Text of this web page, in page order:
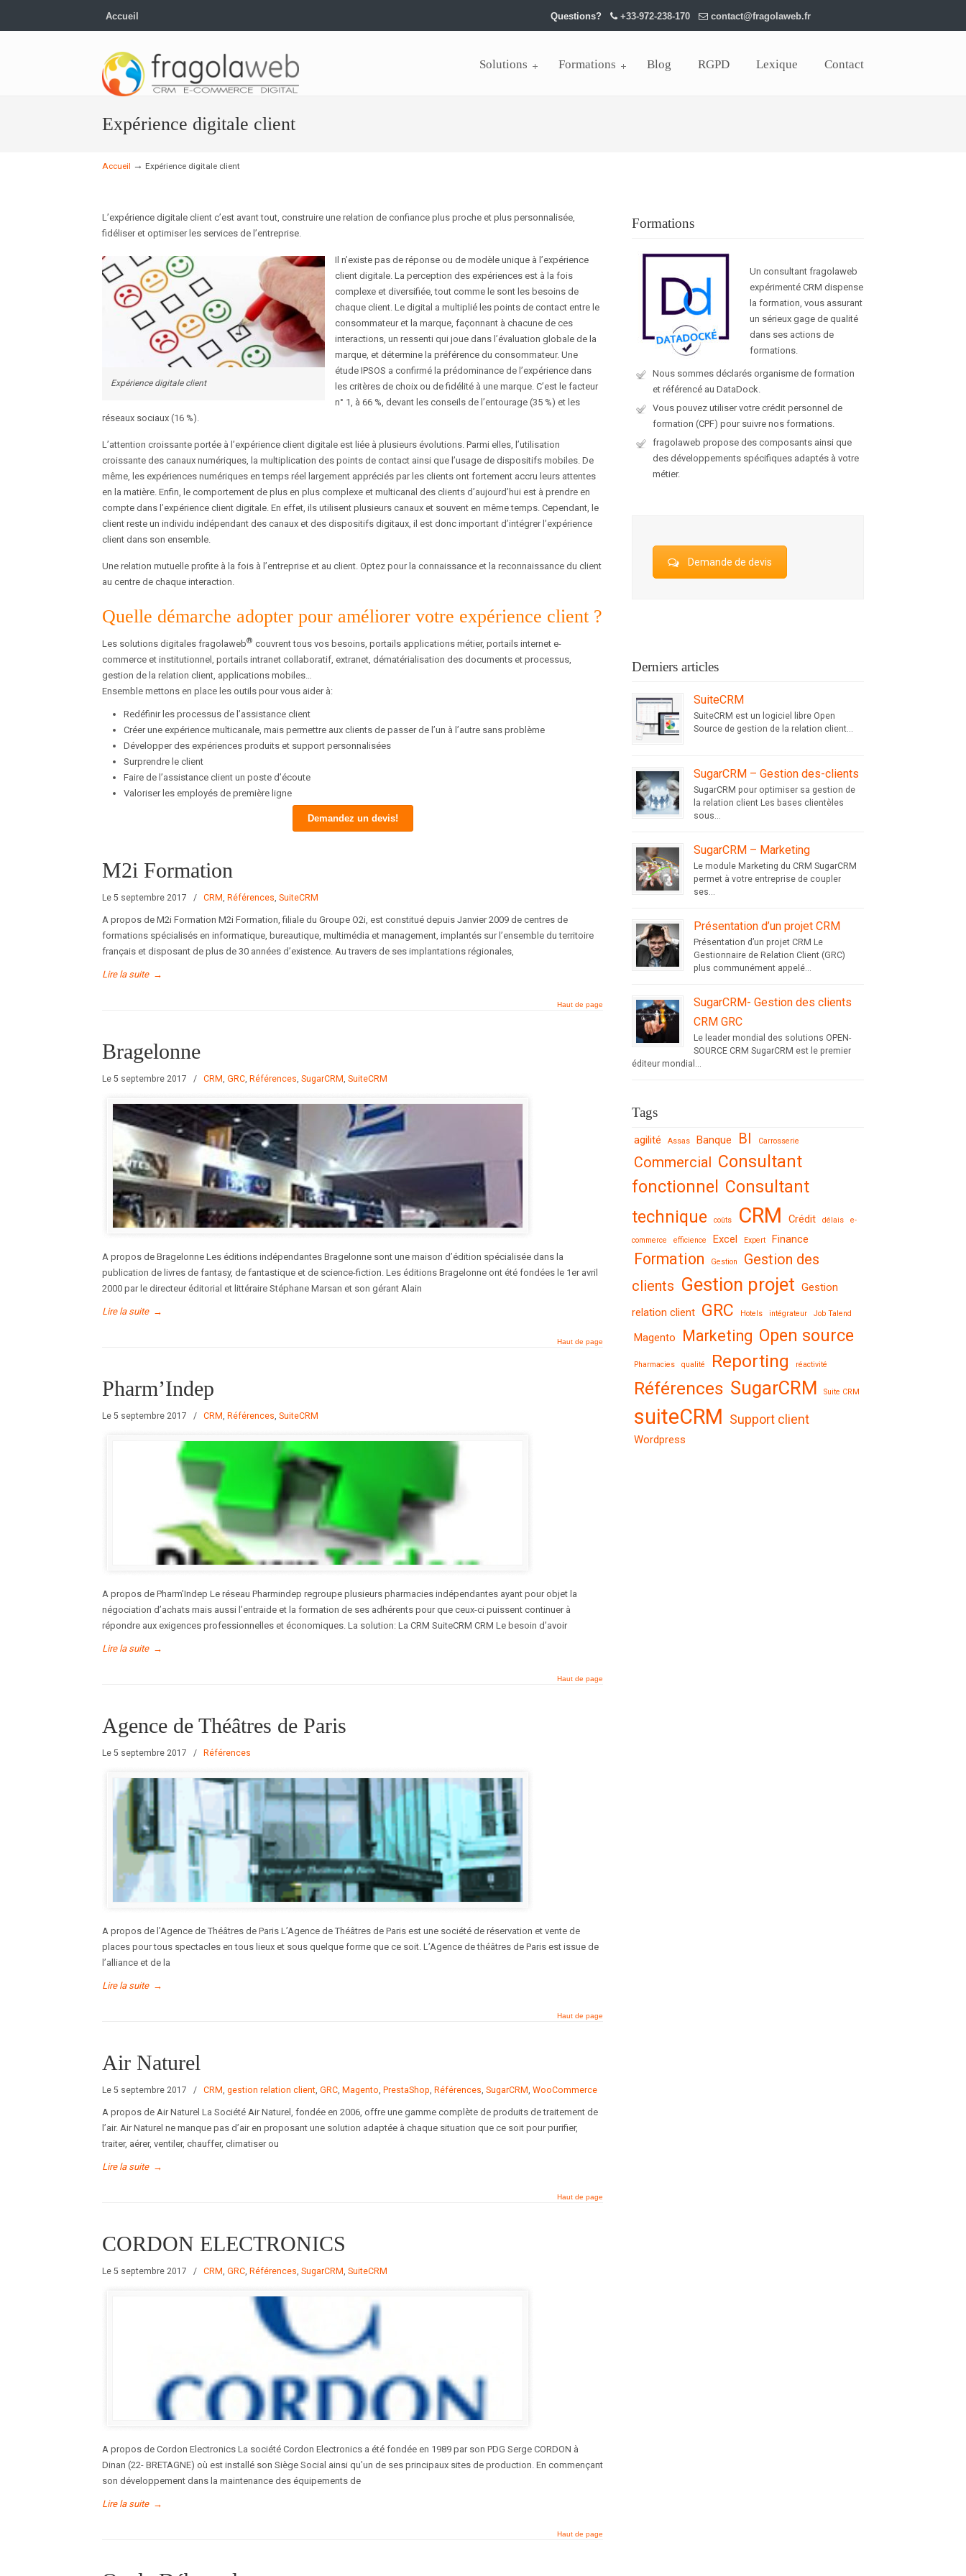
Accueil Questions? +33-972-238-170 contact@fragolaweb.fr
Solutions Formations Blog RGPD Lexique Contact
Expérience digitale client
Accueil → Expérience digitale client
L’expérience digitale client c’est avant tout, construire une relation de confiance plus proche et plus personnalisée,
fidéliser et optimiser les services de l’entreprise.
Expérience digitale client
Il n’existe pas de réponse ou de modèle unique à l’expérience
client digitale. La perception des expériences est à la fois
complexe et diversifiée, tout comme le sont les besoins de
chaque client. Le digital a multiplié les points de contact entre le
consommateur et la marque, façonnant à chacune de ces
interactions, un ressenti qui joue dans l’évaluation globale de la
marque, et détermine la préférence du consommateur. Une
étude IPSOS a confirmé la prédominance de l’expérience dans
les critères de choix ou de fidélité à une marque. C’est le facteur
n° 1, à 66 %, devant les conseils de l’entourage (35 %) et les
réseaux sociaux (16 %).
L’attention croissante portée à l’expérience client digitale est liée à plusieurs évolutions. Parmi elles, l’utilisation
croissante des canaux numériques, la multiplication des points de contact ainsi que l’usage de dispositifs mobiles. De
même, les expériences numériques en temps réel largement appréciés par les clients ont fortement accru leurs attentes
en la matière. Enfin, le comportement de plus en plus complexe et multicanal des clients d’aujourd’hui est à prendre en
compte dans l’expérience client digitale. En effet, ils utilisent plusieurs canaux et souvent en même temps. Cependant, le
client reste un individu indépendant des canaux et des dispositifs digitaux, il est donc important d’intégrer l’expérience
client dans son ensemble.
Une relation mutuelle profite à la fois à l’entreprise et au client. Optez pour la connaissance et la reconnaissance du client
au centre de chaque interaction.
Quelle démarche adopter pour améliorer votre expérience client ?
Les solutions digitales fragolaweb® couvrent tous vos besoins, portails applications métier, portails internet e-
commerce et institutionnel, portails intranet collaboratif, extranet, dématérialisation des documents et processus,
gestion de la relation client, applications mobiles…
Ensemble mettons en place les outils pour vous aider à:
Redéfinir les processus de l’assistance client
Créer une expérience multicanale, mais permettre aux clients de passer de l’un à l’autre sans problème
Développer des expériences produits et support personnalisées
Surprendre le client
Faire de l’assistance client un poste d’écoute
Valoriser les employés de première ligne
Demandez un devis!
M2i Formation
Le 5 septembre 2017 / CRM, Références, SuiteCRM
A propos de M2i Formation M2i Formation, filiale du Groupe O2i, est constitué depuis Janvier 2009 de centres de
formations spécialisés en informatique, bureautique, multimédia et management, implantés sur l’ensemble du territoire
français et disposant de plus de 30 années d’existence. Au travers de ses implantations régionales,
Lire la suite →
Haut de page
Bragelonne
Le 5 septembre 2017 / CRM, GRC, Références, SugarCRM, SuiteCRM
A propos de Bragelonne Les éditions indépendantes Bragelonne sont une maison d’édition spécialisée dans la
publication de livres de fantasy, de fantastique et de science-fiction. Les éditions Bragelonne ont été fondées le 1er avril
2000 par le directeur éditorial et littéraire Stéphane Marsan et son gérant Alain
Lire la suite →
Haut de page
Pharm’Indep
Le 5 septembre 2017 / CRM, Références, SuiteCRM
A propos de Pharm’Indep Le réseau Pharmindep regroupe plusieurs pharmacies indépendantes ayant pour objet la
négociation d’achats mais aussi l’entraide et la formation de ses adhérents pour que ceux-ci puissent continuer à
répondre aux exigences professionnelles et économiques. La solution: La CRM SuiteCRM CRM Le besoin d’avoir
Lire la suite →
Haut de page
Agence de Théâtres de Paris
Le 5 septembre 2017 / Références
A propos de l’Agence de Théâtres de Paris L’Agence de Théâtres de Paris est une société de réservation et vente de
places pour tous spectacles en tous lieux et sous quelque forme que ce soit. L’Agence de théâtres de Paris est issue de
l’alliance et de la
Lire la suite →
Haut de page
Air Naturel
Le 5 septembre 2017 / CRM, gestion relation client, GRC, Magento, PrestaShop, Références, SugarCRM, WooCommerce
A propos de Air Naturel La Société Air Naturel, fondée en 2006, offre une gamme complète de produits de traitement de
l’air. Air Naturel ne manque pas d’air en proposant une solution adaptée à chaque situation que ce soit pour purifier,
traiter, aérer, ventiler, chauffer, climatiser ou
Lire la suite →
Haut de page
CORDON ELECTRONICS
Le 5 septembre 2017 / CRM, GRC, Références, SugarCRM, SuiteCRM
A propos de Cordon Electronics La société Cordon Electronics a été fondée en 1989 par son PDG Serge CORDON à
Dinan (22- BRETAGNE) où est installé son Siège Social ainsi qu’un de ses principaux sites de production. En commençant
son développement dans la maintenance des équipements de
Lire la suite →
Haut de page
Formations
Un consultant fragolaweb
expérimenté CRM dispense
la formation, vous assurant
un sérieux gage de qualité
dans ses actions de
formations.
Nous sommes déclarés organisme de formation
et référencé au DataDock.
Vous pouvez utiliser votre crédit personnel de
formation (CPF) pour suivre nos formations.
fragolaweb propose des composants ainsi que
des développements spécifiques adaptés à votre
métier.
Demande de devis
Derniers articles
SuiteCRM
SuiteCRM est un logiciel libre Open
Source de gestion de la relation client...
SugarCRM – Gestion des-clients
SugarCRM pour optimiser sa gestion de
la relation client Les bases clientèles
sous...
SugarCRM – Marketing
Le module Marketing du CRM SugarCRM
permet à votre entreprise de coupler
ses...
Présentation d’un projet CRM
Présentation d’un projet CRM Le
Gestionnaire de Relation Client (GRC)
plus communément appelé...
SugarCRM- Gestion des clients
CRM GRC
Le leader mondial des solutions OPEN-
SOURCE CRM SugarCRM est le premier
éditeur mondial...
Tags
agilité Assas Banque BI Carrosserie
Commercial
Consultant
fonctionnel Consultant
technique
coûts CRM Crédit délais e-
commerce efficience Excel Expert Finance
Formation Gestion
Gestion des
clients Gestion projet Gestion
relation client GRC Hotels intégrateur Job Talend
Magento Marketing Open source
Pharmacies qualité Reporting réactivité
Références SugarCRM Suite CRM
suiteCRM Support client
Wordpress